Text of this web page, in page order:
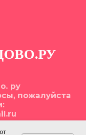
ру
пожалуйста